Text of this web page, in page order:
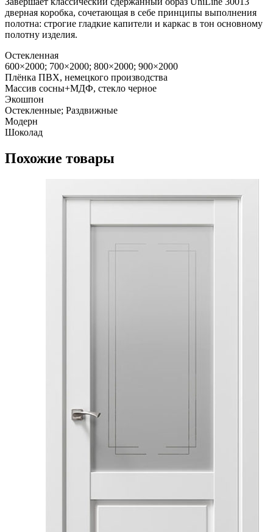
дверная коробка, сочетающая в себе принципы выполнения
полотна: строгие гладкие капители и каркас в тон основному
полотну изделия.
Остекленная
600×2000; 700×2000; 800×2000; 900×2000
Плёнка ПВХ, немецкого производства
Массив сосны+МДФ, стекло черное
Экошпон
Остекленные; Раздвижные
Модерн
Шоколад
Похожие товары